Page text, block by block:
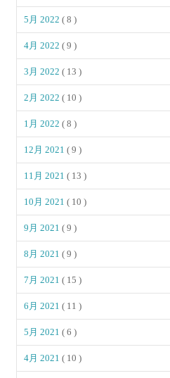
5月 2022( 8 )
4月 2022( 9 )
3月 2022( 13 )
2月 2022( 10 )
1月 2022( 8 )
12月 2021( 9 )
11月 2021( 13 )
10月 2021( 10 )
9月 2021( 9 )
8月 2021( 9 )
7月 2021( 15 )
6月 2021( 11 )
5月 2021( 6 )
4月 2021( 10 )